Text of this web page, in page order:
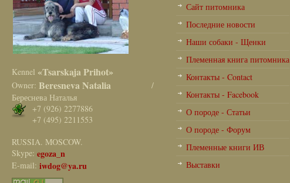
Kennel «Tsarskaja Prihot»
Owner: Beresneva Natalia /
Береснева Наталья
+7 (926) 2277886
+7 (495) 2211553
RUSSIA. MOSCOW.
Skype: egoza_n
E-mail: iwdog@ya.ru
Сайт питомника
Последние новости
Наши собаки - Щенки
Племенная книга питомника
Контакты - Contact
Контакты - Facebook
О породе - Статьи
О породе - Форум
Племенные книги ИВ
Выставки